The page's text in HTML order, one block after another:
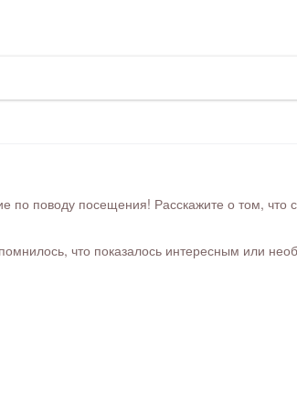
поводу посещения! Расскажите о том, что
что показалось интересным или